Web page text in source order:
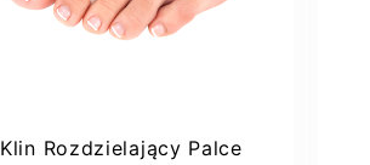
Klin Rozdzielający Palce